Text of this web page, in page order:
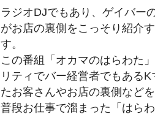
ラジオDJでもあり、ゲイバー
がお店の裏側をこっそり紹介
す。
この番組「オカマのはらわた
リティでバー経営者でもある
たお客さんやお店の裏側など
普段お仕事で溜まった「はら